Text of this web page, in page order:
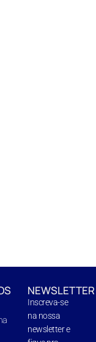
NEWSLETTER
Inscreva-se
na nossa
newsletter e